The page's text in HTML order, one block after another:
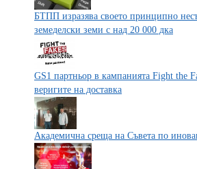
БТПП изразява своето принципно
земеделски земи с над 20 000 дка
GS1 партньор в кампанията Fight the
веригите на доставка
Академична среща на Съвета по